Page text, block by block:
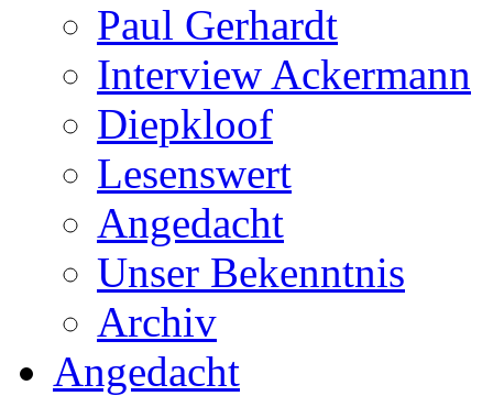
Paul Gerhardt
Interview Ackermann
Diepkloof
Lesenswert
Angedacht
Unser Bekenntnis
Archiv
Angedacht